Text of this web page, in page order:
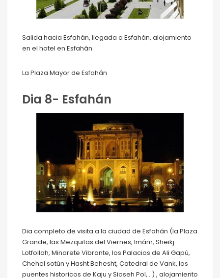
Salida hacia Esfahán, llegada a Esfahán, alojamiento
en el hotel en Esfahán
La Plaza Mayor de Esfahán
Dia 8- Esfahán
Dia completo de visita a la ciudad de Esfahán (la Plaza
Grande, las Mezquitas del Viernes, Imám, Sheikj
Lotfollah, Minarete Vibrante, los Palacios de Ali Gapú,
Chehel sotún y Hasht Behesht, Catedral de Vank, los
puentes historicos de Kaju y Sioseh Pol,…) , alojamiento